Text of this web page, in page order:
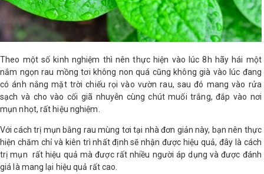
Theo một số kinh nghiệm thì nên thực hiện vào lúc 8h hãy hái một
nắm ngọn rau mồng tơi không non quá cũng không già vào lúc đang
có ánh nắng mặt trời chiếu rọi vào vườn rau, sau đó mang vào rửa
sạch và cho vào cối giã nhuyễn cùng chút muối trắng, đắp vào nơi
mụn nhọt, rất hiệu nghiệm.
Với cách trị mụn bằng rau mùng tơi tại nhà đơn giản này, bạn nên thực
hiện chăm chỉ và kiên trì nhất định sẽ nhận được hiệu quả, đây là cách
trị mụn rất hiệu quả mà được rất nhiều người áp dụng và được đánh
giá là mang lại hiệu quả rất cao.